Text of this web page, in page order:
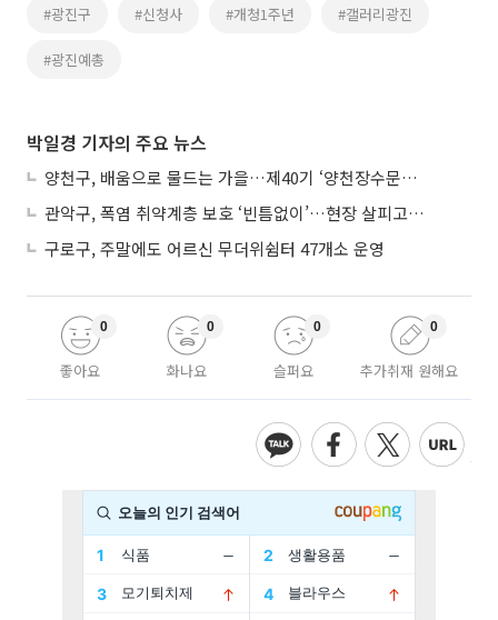
#광진구 #신청사 #개청1주년 #갤러리광진
#광진예총
박일경 기자의 주요 뉴스
양천구, 배움으로 물드는 가을…제40기 ‘양천장수문화대학’ 수강생 모집
관악구, 폭염 취약계층 보호 ‘빈틈없이’…현장 살피고 지원 넓힌다
구로구, 주말에도 어르신 무더위쉼터 47개소 운영
좋아요
0
화나요
0
슬퍼요
0
추가취재 원해요
0